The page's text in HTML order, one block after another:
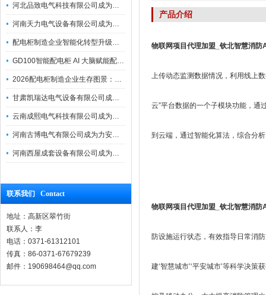
河北品致电气科技有限公司成为力安电易云战略合作伙伴，共创智能配电新未来
河南天力电气设备有限公司成为力安电易云战略合作伙伴，共创智能配电新未来
配电柜制造企业智能化转型升级研讨会在力安成功举办
GD100智能配电柜 AI 大脑赋能配电柜制造企业高压一键顺控！
2026配电柜制造企业生存图景：市场、政策与智能化转型路径
甘肃凯瑞达电气设备有限公司成为电易云战略合作伙伴，共创智能配电新未来
云南成熙电气科技有限公司成为力安电易云战略合作伙伴，共创智能配电新未来
河南古博电气有限公司成为力安电易云战略合作伙伴，共创智能配电新未来！
河南西屋成套设备有限公司成为力安电易云战略合作伙伴，共创智能配电新未来
联系我们 Contact
地址：高新区翠竹街
联系人：李
电话：0371-61312101
传真：86-0371-67679239
邮件：190698464@qq.com
产品介绍
物联网项目代理加盟_钦北智慧消防
上传动态监测数据情况，利用线上
云”平台数据的一个子模块功能，通
到云端，通过智能化算法，综合分
物联网项目代理加盟_钦北智慧消防
防设施运行状态，有效指导日常消
建‘智慧城市’‘平安城市’等科学决